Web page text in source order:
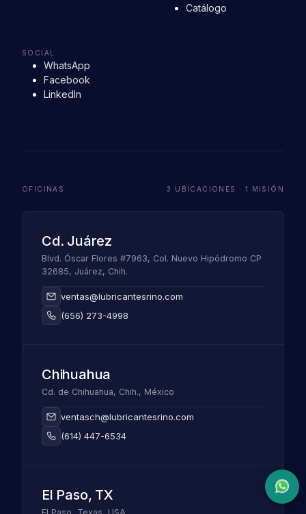
Catálogo
SOCIAL
WhatsApp
Facebook
LinkedIn
OFICINAS 3 UBICACIONES · 1 MISIÓN
Cd. Juárez
Blvd. Óscar Flores #7963, Col. Nuevo Hipódromo CP
32685, Juárez, Chih.
ventas@lubricantesrino.com
(656) 273-4998
Chihuahua
Cd. de Chihuahua, Chih., México
ventasch@lubricantesrino.com
(614) 447-6534
El Paso, TX